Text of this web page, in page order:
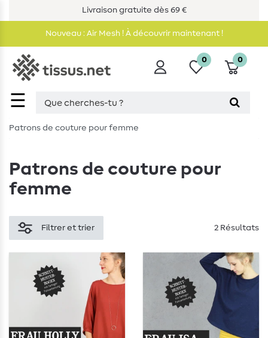
Livraison gratuite dès 69 €
Nouveau : Air Mesh ! À découvrir maintenant !
☰
0 0
Patrons de couture pour femme
Patrons de couture pour
femme
Filtrer et trier 2 Résultats